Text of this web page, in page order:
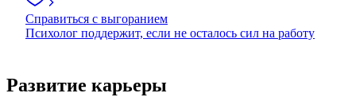
Справиться с выгоранием
Психолог поддержит, если не осталось сил на работу
Развитие карьеры